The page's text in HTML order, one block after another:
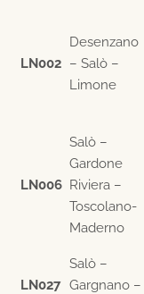
LN002
Desenzano
– Salò –
Limone
LN006
Salò –
Gardone
Riviera –
Toscolano-
Maderno
LN027
Salò –
Gargnano –